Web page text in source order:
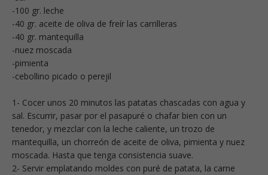
-100 gr. leche
-40 gr. aceite de oliva de freír las carrilleras
-40 gr. mantequilla
-nuez moscada
-pimienta
-cebollino picado o perejil
1- Cocer unos 20 minutos las patatas chascadas con agua y
sal. Escurrir, pasar por el pasapuré o chafar bien con un
tenedor, y mezclar con la leche caliente, un trozo de
mantequilla, un chorreón de aceite de oliva, pimienta y nuez
moscada. Hasta que tenga consistencia suave.
2- Servir emplatando moldes con puré de patata, la carne